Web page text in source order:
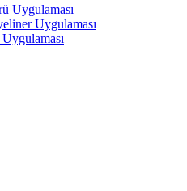
Uygulaması
Uygulaması